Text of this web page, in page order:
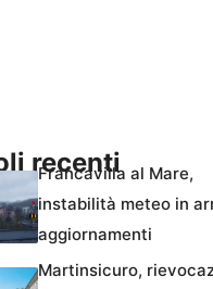
recenti
Francavilla al Mare,
instabilità meteo in
aggiornamenti
Martinsicuro,